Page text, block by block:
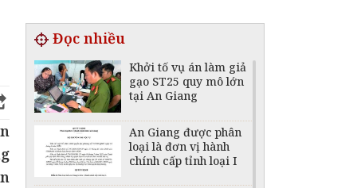
Đọc nhiều
Khởi tố vụ án làm giả
gạo ST25 quy mô lớn
tại An Giang
An Giang được phân
loại là đơn vị hành
chính cấp tỉnh loại I